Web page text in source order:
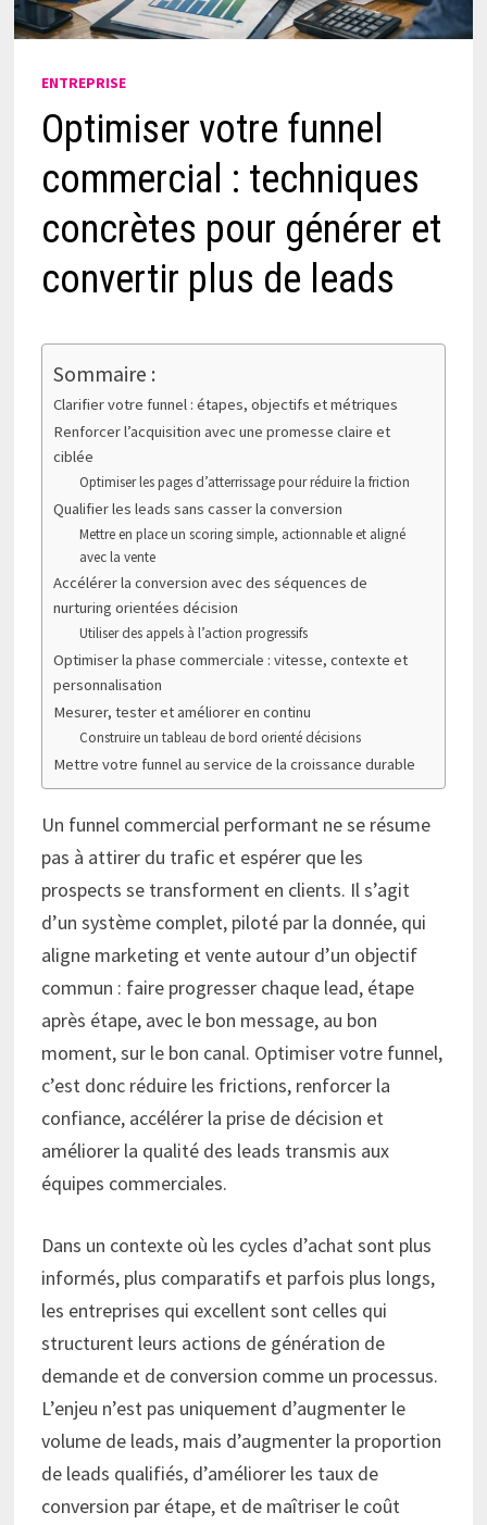
ENTREPRISE
Optimiser votre funnel
commercial : techniques
concrètes pour générer et
convertir plus de leads
Sommaire :
Clarifier votre funnel : étapes, objectifs et métriques
Renforcer l’acquisition avec une promesse claire et
ciblée
Optimiser les pages d’atterrissage pour réduire la friction
Qualifier les leads sans casser la conversion
Mettre en place un scoring simple, actionnable et aligné
avec la vente
Accélérer la conversion avec des séquences de
nurturing orientées décision
Utiliser des appels à l’action progressifs
Optimiser la phase commerciale : vitesse, contexte et
personnalisation
Mesurer, tester et améliorer en continu
Construire un tableau de bord orienté décisions
Mettre votre funnel au service de la croissance durable
Un funnel commercial performant ne se résume
pas à attirer du trafic et espérer que les
prospects se transforment en clients. Il s’agit
d’un système complet, piloté par la donnée, qui
aligne marketing et vente autour d’un objectif
commun : faire progresser chaque lead, étape
après étape, avec le bon message, au bon
moment, sur le bon canal. Optimiser votre funnel,
c’est donc réduire les frictions, renforcer la
confiance, accélérer la prise de décision et
améliorer la qualité des leads transmis aux
équipes commerciales.
Dans un contexte où les cycles d’achat sont plus
informés, plus comparatifs et parfois plus longs,
les entreprises qui excellent sont celles qui
structurent leurs actions de génération de
demande et de conversion comme un processus.
L’enjeu n’est pas uniquement d’augmenter le
volume de leads, mais d’augmenter la proportion
de leads qualifiés, d’améliorer les taux de
conversion par étape, et de maîtriser le coût